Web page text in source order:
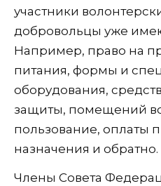
участники
добровольцы уже
Например, право на
питания, формы и
оборудования,
защиты, помещений
пользование, оплаты
назначения и обратно.
Члены Совета